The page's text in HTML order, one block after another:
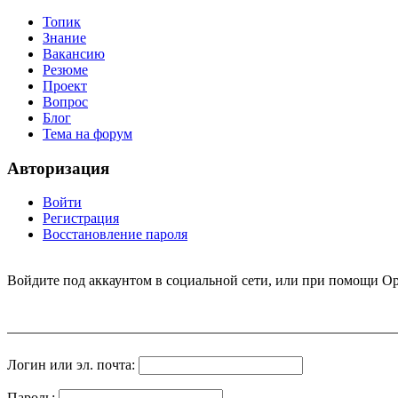
Топик
Знание
Вакансию
Резюме
Проект
Вопрос
Блог
Тема на форум
Авторизация
Войти
Регистрация
Восстановление пароля
Войдите под аккаунтом в социальной сети, или при помощи
Логин или эл. почта: